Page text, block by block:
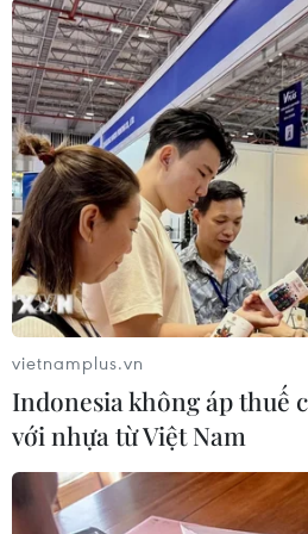
nguồn nước, mực nước về
cụ thể, báo cáo cho Ban chỉ
thiên tai để đảm bảo đúng
an toàn cho vùng hạ du,”
vietnamplus.vn
Indonesia không áp thuế
với nhựa từ Việt Nam